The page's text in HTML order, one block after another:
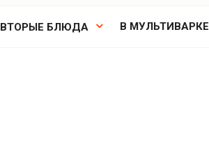
ВТОРЫЕ БЛЮДА В МУЛЬТИВАРКЕ